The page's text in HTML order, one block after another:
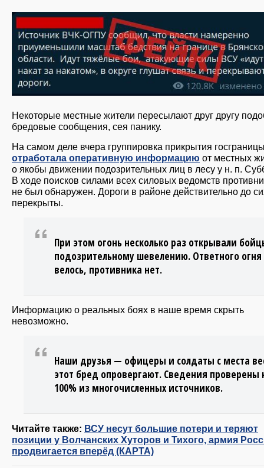
photo_2025-05-22_11-51-00.jpg
Некоторые местные жители пересылают друг другу
бредовые сообщения, сея панику.
На самом деле вчера группировка прикрытия
отработала оперативную информацию от местных
о якобы движении подозрительных лиц в лесу у н. п.
В ходе поисков силами всех силовых ведомств
не был обнаружен. Дороги в районе действительно до
перекрыты.
При этом огонь несколько раз открывали
подозрительному шевелению. Ответного огня
велось, противника нет.
Информацию о реальных боях в наше время скрыть
невозможно.
Наши друзья — офицеры и солдаты с места
этот бред опровергают. Сведения проверены
100% из многочисленных источников.
Читайте также: ВСУ несут большие потери и теряют
позиции у Волчанских Хуторов и Тихого, армия
продвигается вперёд (КАРТА)